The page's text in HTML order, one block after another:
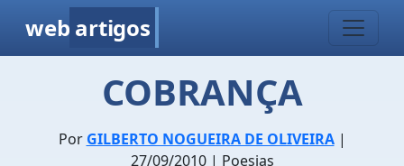
web artigos
COBRANÇA
Por GILBERTO NOGUEIRA DE OLIVEIRA|
27/09/2010 | Poesias